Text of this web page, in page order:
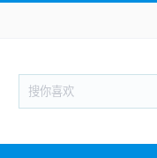
新闻阅读 旅游出行
战棋游戏 枪战射击
教育教学 游戏娱乐